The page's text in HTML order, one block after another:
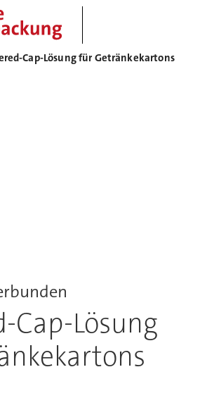
Cap-Lösung für Getränkekartons
Cap-Lösung